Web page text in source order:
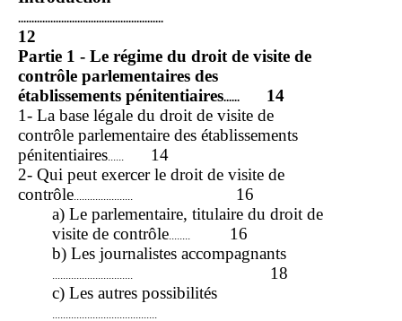
......................................................
12
Partie 1 - Le régime du droit de visite de
contrôle parlementaires des
établissements pénitentiaires......
14
1- La base légale du droit de visite de
contrôle parlementaire des établissements
pénitentiaires
14
2- Qui peut exercer le droit de visite de
contrôle
16
a) Le parlementaire, titulaire du droit de
visite de contrôle........
16
b) Les journalistes accompagnants
18
c) Les autres possibilités